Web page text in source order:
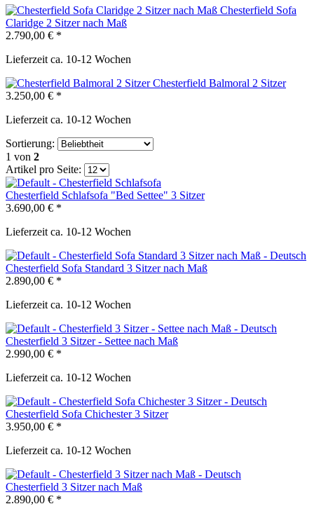
Chesterfield Sofa
Claridge 2 Sitzer nach Maß
2.790,00 € *
Lieferzeit ca. 10-12 Wochen
Chesterfield Balmoral 2 Sitzer
3.250,00 € *
Lieferzeit ca. 10-12 Wochen
Sortierung:
1 von 2
Artikel pro Seite:
Chesterfield Schlafsofa "Bed Settee" 3 Sitzer
3.690,00 € *
Lieferzeit ca. 10-12 Wochen
Chesterfield Sofa Standard 3 Sitzer nach Maß
2.890,00 € *
Lieferzeit ca. 10-12 Wochen
Chesterfield 3 Sitzer - Settee nach Maß
2.990,00 € *
Lieferzeit ca. 10-12 Wochen
Chesterfield Sofa Chichester 3 Sitzer
3.950,00 € *
Lieferzeit ca. 10-12 Wochen
Chesterfield 3 Sitzer nach Maß
2.890,00 € *